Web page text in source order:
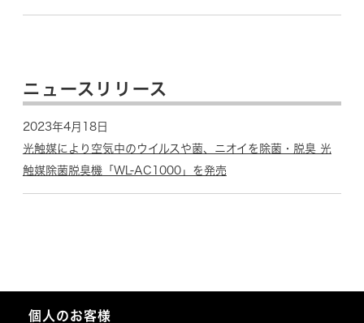
ニュースリリース
2023年4月18日
光触媒により空気中のウイルスや菌、ニオイを除菌・脱臭 光
触媒除菌脱臭機「WL-AC1000」を発売
個人のお客様